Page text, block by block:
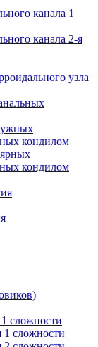
канала 1
канала 2-я
узла
кондилом
кондилом
сложности
1 сложности